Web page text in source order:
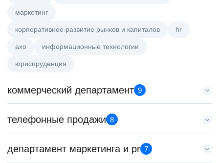
маркетинг
корпоративное развитие рынков и капиталов hr
axo информационные технологии
юриспруденция
коммерческий департамент 9
Key Account Manager (EdTech)
HeadHunter::Коммерческий департамент
150000 ₽
телефонные продажи 8
Менеджер по привлечению клиентов (B2B)
HeadHunter::Телефонные продажи
департамент маркетинга и pr 7